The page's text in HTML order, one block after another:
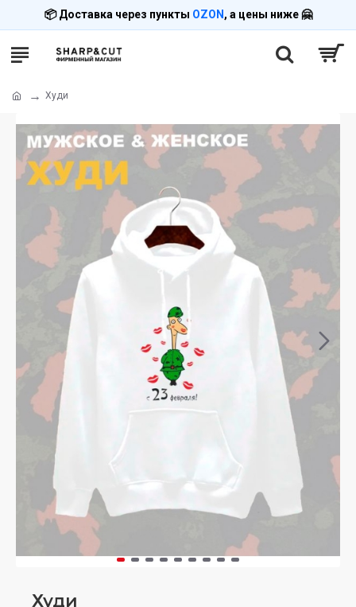
📦 Доставка через пункты OZON , а цены ниже 🤗
Худи
Худи